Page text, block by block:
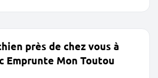
près de chez vous à
Emprunte Mon Toutou